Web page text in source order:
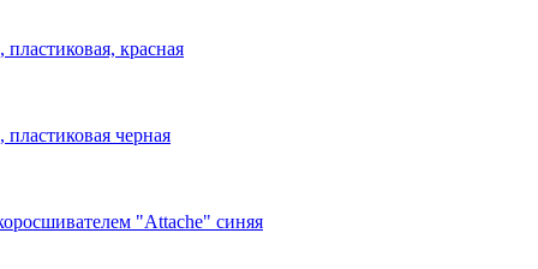
красная
черная
"Attache" синяя